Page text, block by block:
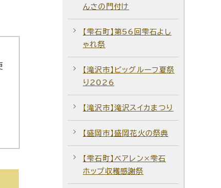
んさの門付け
【雫石町】第56回雫石よし
ゃれ祭
【滝沢市】ビッグルーフ夏祭
り2026
【滝沢市】滝沢スイカまつり
【盛岡市】盛岡花火の祭典
【雫石町】ベアレン×雫石
ホップ収穫感謝祭